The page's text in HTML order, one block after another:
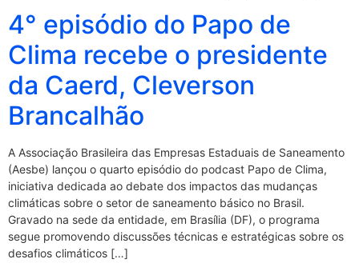
4° episódio do Papo de
Clima recebe o presidente
da Caerd, Cleverson
Brancalhão
A Associação Brasileira das Empresas Estaduais de Saneamento
(Aesbe) lançou o quarto episódio do podcast Papo de Clima,
iniciativa dedicada ao debate dos impactos das mudanças
climáticas sobre o setor de saneamento básico no Brasil.
Gravado na sede da entidade, em Brasília (DF), o programa
segue promovendo discussões técnicas e estratégicas sobre os
desafios climáticos […]